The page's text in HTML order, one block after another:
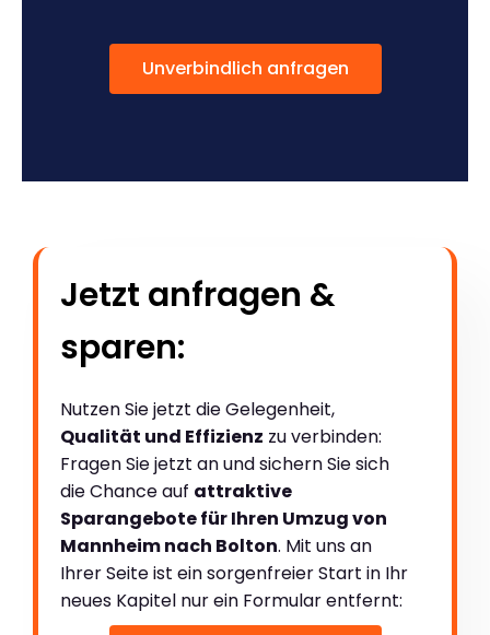
Unverbindlich anfragen
Jetzt anfragen &
sparen:
Nutzen Sie jetzt die Gelegenheit,
Qualität und Effizienz zu verbinden:
Fragen Sie jetzt an und sichern Sie sich
die Chance auf attraktive
Sparangebote für Ihren Umzug von
Mannheim nach Bolton. Mit uns an
Ihrer Seite ist ein sorgenfreier Start in Ihr
neues Kapitel nur ein Formular entfernt: